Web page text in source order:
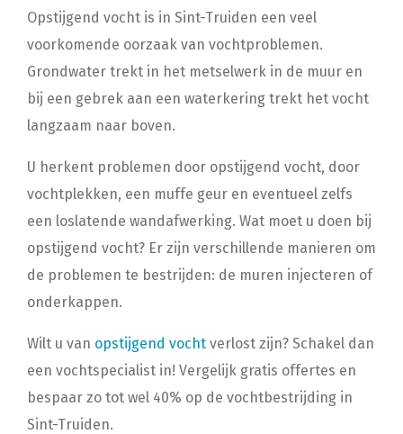
Opstijgend vocht is in Sint-Truiden een veel
voorkomende oorzaak van vochtproblemen.
Grondwater trekt in het metselwerk in de muur en
bij een gebrek aan een waterkering trekt het vocht
langzaam naar boven.
U herkent problemen door opstijgend vocht, door
vochtplekken, een muffe geur en eventueel zelfs
een loslatende wandafwerking. Wat moet u doen bij
opstijgend vocht? Er zijn verschillende manieren om
de problemen te bestrijden: de muren injecteren of
onderkappen.
Wilt u van opstijgend vocht verlost zijn? Schakel dan
een vochtspecialist in! Vergelijk gratis offertes en
bespaar zo tot wel 40% op de vochtbestrijding in
Sint-Truiden.